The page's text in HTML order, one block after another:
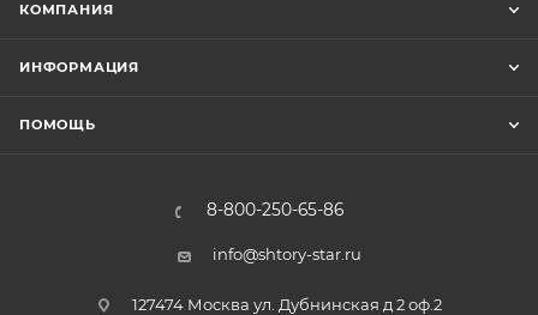
КОМПАНИЯ
ИНФОРМАЦИЯ
ПОМОЩЬ
8-800-250-65-86
info@shtory-star.ru
127474 Москва ул. Дубнинская д 2 оф.2